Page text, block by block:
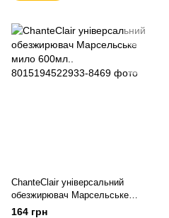
ChanteClair універсальний
обезжирювач Марсельське
мило 600мл..
164 грн